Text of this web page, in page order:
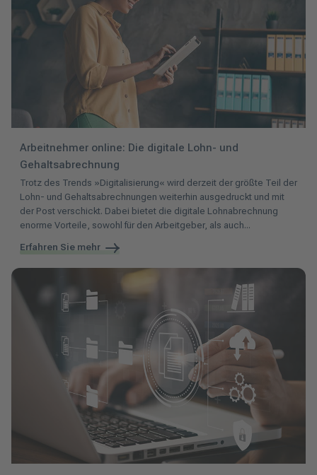
Arbeitnehmer online: Die digitale Lohn- und
Gehaltsabrechnung
Trotz des Trends »Digitalisierung« wird derzeit der größte Teil der
Lohn- und Gehaltsabrechnungen weiterhin ausgedruckt und mit
der Post verschickt. Dabei bietet die digitale Lohnabrechnung
enorme Vorteile, sowohl für den Arbeitgeber, als auch...
Erfahren Sie mehr